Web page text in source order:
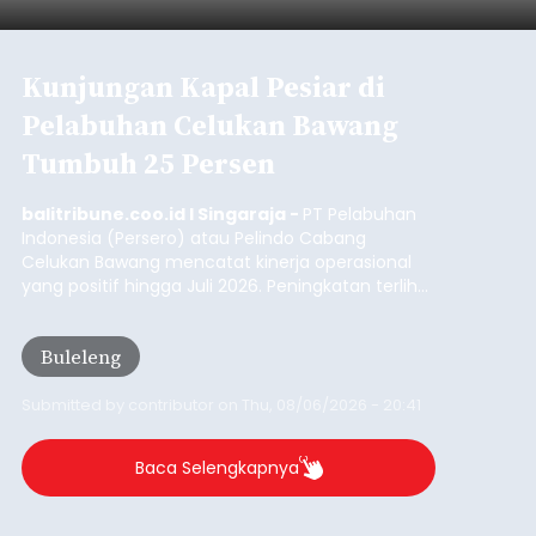
Kunjungan Kapal Pesiar di
Pelabuhan Celukan Bawang
Tumbuh 25 Persen
balitribune.coo.id I Singaraja - PT Pelabuhan
Indonesia (Persero) atau Pelindo Cabang
Celukan Bawang mencatat kinerja operasional
yang positif hingga Juli 2026. Peningkatan terlihat
Tonnage (GT), atau tumbuh 12,4 persen
dibandingkan periode yang sama tahun lalu
yang tercatat sebesar 1,32 juta GT.
Buleleng
Baca Selengkapnya